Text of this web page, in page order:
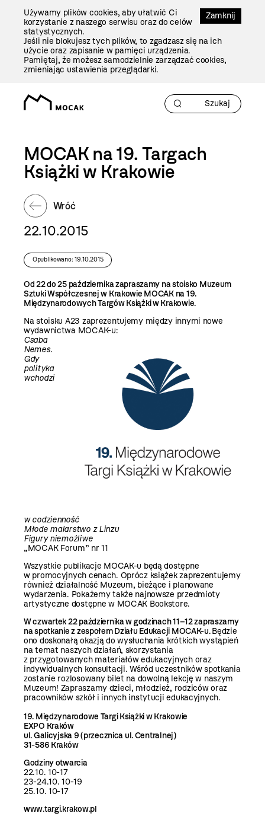
Zamknij
Używamy plików cookies, aby ułatwić Ci
korzystanie z naszego serwisu oraz do celów
statystycznych.
Jeśli nie blokujesz tych plików, to zgadzasz się na ich
użycie oraz zapisanie w pamięci urządzenia.
Pamiętaj, że możesz samodzielnie zarządzać cookies,
zmieniając ustawienia przeglądarki.
MOCAK na 19. Targach
Książki w Krakowie
Wróć
22.10.2015
Opublikowano: 19.10.2015
Od 22 do 25 października zapraszamy na stoisko Muzeum
Sztuki Współczesnej w Krakowie MOCAK na 19.
Międzynarodowych Targów Książki w Krakowie.
Na stoisku A23 zaprezentujemy między innymi nowe
wydawnictwa MOCAK-u:
Csaba
Nemes.
Gdy
polityka
wchodzi
w codzienność
Młode malarstwo z Linzu
Figury niemożliwe
„MOCAK Forum” nr 11
Wszystkie publikacje MOCAK-u będą dostępne
w promocyjnych cenach. Oprócz książek zaprezentujemy
również działalność Muzeum, bieżące i planowane
wydarzenia. Pokażemy także najnowsze przedmioty
artystyczne dostępne w MOCAK Bookstore.
W czwartek 22 października w godzinach 11–12 zapraszamy
na spotkanie z zespołem Działu Edukacji MOCAK-u.Będzie
ono doskonałą okazją do wysłuchania krótkich wystąpień
na temat naszych działań, skorzystania
z przygotowanych materiałów edukacyjnych oraz
indywidualnych konsultacji. Wśród uczestników spotkania
zostanie rozlosowany bilet na dowolną lekcję w naszym
Muzeum! Zapraszamy dzieci, młodzież, rodziców oraz
pracowników szkół i innych instytucji edukacyjnych.
19. Międzynarodowe Targi Książki w Krakowie
EXPO Kraków
ul. Galicyjska 9 (przecznica ul. Centralnej)
31-586 Kraków
Godziny otwarcia
22.10. 10-17
23-24.10. 10-19
25.10. 10-17
www.targi.krakow.pl